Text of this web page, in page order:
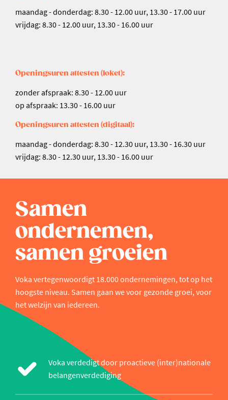
maandag - donderdag: 8.30 - 12.00 uur, 13.30 - 17.00 uur
vrijdag: 8.30 - 12.00 uur, 13.30 - 16.00 uur
Openingsuren attesten (loket):
zonder afspraak: 8.30 - 12.00 uur
op afspraak: 13.30 - 16.00 uur
Openingsuren attesten (digitaal):
maandag - donderdag: 8.30 - 12.30 uur, 13.30 - 16.30 uur
vrijdag: 8.30 - 12.30 uur, 13.30 - 16.00 uur
Samen
ondernemen,
samen groeien
Voka vertegenwoordigt 18.000 ondernemingen, tot op het
hoogste niveau. Samen gaan we voor gezonde groei, voor
het welzijn van iedereen.
Voka verdedigt door proactieve (inter)nationale
belangenverdediging